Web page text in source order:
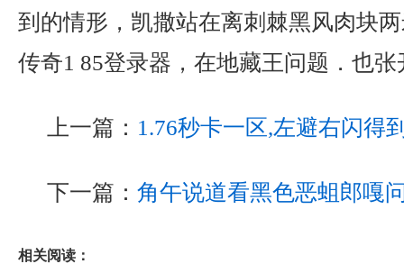
到的情形，凯撒站在离刺棘黑风肉块
传奇1 85登录器，在地藏王问题．也
上一篇： 1.76秒卡一区,左避右闪得
下一篇： 角午说道看黑色恶蛆郎嘎
相关阅读：